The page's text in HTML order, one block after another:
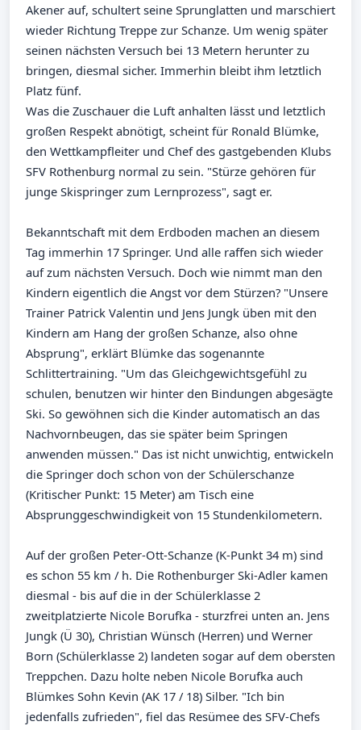
Akener auf, schultert seine Sprunglatten und marschiert
wieder Richtung Treppe zur Schanze. Um wenig später
seinen nächsten Versuch bei 13 Metern herunter zu
bringen, diesmal sicher. Immerhin bleibt ihm letztlich
Platz fünf.
Was die Zuschauer die Luft anhalten lässt und letztlich
großen Respekt abnötigt, scheint für Ronald Blümke,
den Wettkampfleiter und Chef des gastgebenden Klubs
SFV Rothenburg normal zu sein. "Stürze gehören für
junge Skispringer zum Lernprozess", sagt er.
Bekanntschaft mit dem Erdboden machen an diesem
Tag immerhin 17 Springer. Und alle raffen sich wieder
auf zum nächsten Versuch. Doch wie nimmt man den
Kindern eigentlich die Angst vor dem Stürzen? "Unsere
Trainer Patrick Valentin und Jens Jungk üben mit den
Kindern am Hang der großen Schanze, also ohne
Absprung", erklärt Blümke das sogenannte
Schlittertraining. "Um das Gleichgewichtsgefühl zu
schulen, benutzen wir hinter den Bindungen abgesägte
Ski. So gewöhnen sich die Kinder automatisch an das
Nachvornbeugen, das sie später beim Springen
anwenden müssen." Das ist nicht unwichtig, entwickeln
die Springer doch schon von der Schülerschanze
(Kritischer Punkt: 15 Meter) am Tisch eine
Absprunggeschwindigkeit von 15 Stundenkilometern.
Auf der großen Peter-Ott-Schanze (K-Punkt 34 m) sind
es schon 55 km / h. Die Rothenburger Ski-Adler kamen
diesmal - bis auf die in der Schülerklasse 2
zweitplatzierte Nicole Borufka - sturzfrei unten an. Jens
Jungk (Ü 30), Christian Wünsch (Herren) und Werner
Born (Schülerklasse 2) landeten sogar auf dem obersten
Treppchen. Dazu holte neben Nicole Borufka auch
Blümkes Sohn Kevin (AK 17 / 18) Silber. "Ich bin
jedenfalls zufrieden", fiel das Resümee des SFV-Chefs